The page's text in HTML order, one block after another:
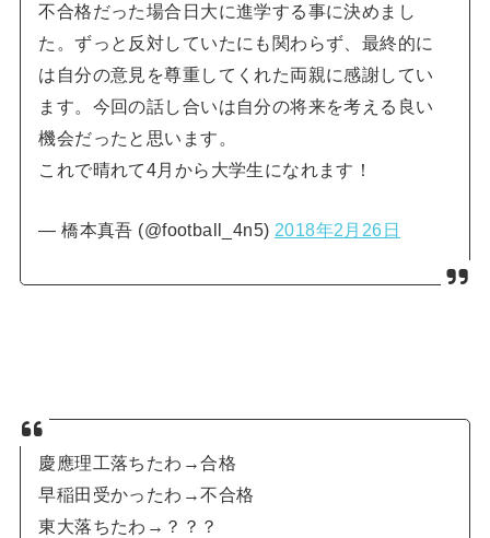
不合格だった場合日大に進学する事に決めまし
た。ずっと反対していたにも関わらず、最終的に
は自分の意見を尊重してくれた両親に感謝してい
ます。今回の話し合いは自分の将来を考える良い
機会だったと思います。
これで晴れて4月から大学生になれます！
— 橋本真吾 (@football_4n5) 2018年2月26日
慶應理工落ちたわ→合格
早稲田受かったわ→不合格
東大落ちたわ→？？？